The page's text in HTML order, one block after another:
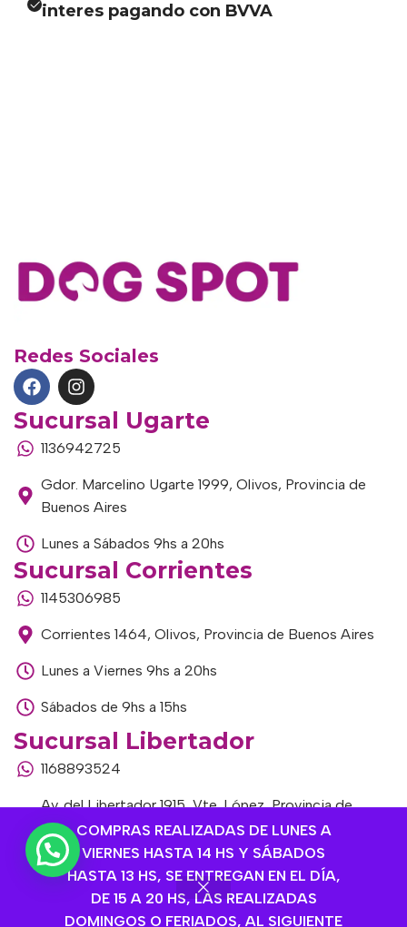
COMPRAS REALIZADAS DE LUNES A
VIERNES HASTA 14 HS Y SÁBADOS
HASTA 13 HS, SE ENTREGAN EN EL DÍA,
DE 15 A 20 HS, LAS REALIZADAS
DOMINGOS O FERIADOS, AL SIGUIENTE
interes pagando con BVVA
Redes Sociales
Sucursal Ugarte
1136942725
Gdor. Marcelino Ugarte 1999, Olivos, Provincia de
Buenos Aires
Lunes a Sábados 9hs a 20hs
Sucursal Corrientes
1145306985
Corrientes 1464, Olivos, Provincia de Buenos Aires
Lunes a Viernes 9hs a 20hs
Sábados de 9hs a 15hs
Sucursal Libertador
1168893524
Av. del Libertador 1915, Vte. López, Provincia de
Buenos Aires
Lunes a Viernes de 9hs a 13hs / 16hs a 20hs
Sábados de 9hs a 15hs